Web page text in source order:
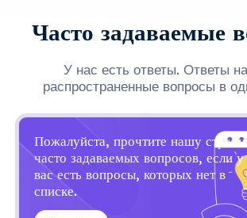
Часто задаваемые
У нас есть ответы. Ответы
распространенные вопросы в
Пожалуйста, прочтите нашу
часто задаваемых вопросов, если у
вас есть вопросы, которых нет в
списке.